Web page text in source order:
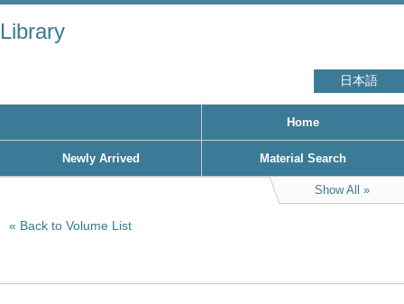
Library
日本語
Home
Newly Arrived Material Search
Show All
Back to Volume List